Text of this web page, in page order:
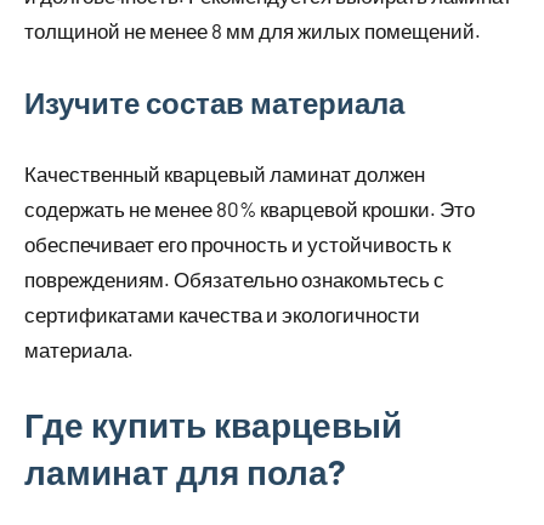
толщиной не менее 8 мм для жилых помещений.
Изучите состав материала
Качественный кварцевый ламинат должен
содержать не менее 80% кварцевой крошки. Это
обеспечивает его прочность и устойчивость к
повреждениям. Обязательно ознакомьтесь с
сертификатами качества и экологичности
материала.
Где купить кварцевый
ламинат для пола?